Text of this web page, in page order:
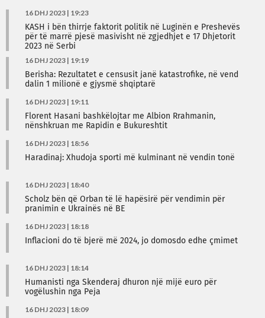
16 DHJ 2023 | 19:23
KASH i bën thirrje faktorit politik në Luginën e Preshevës
për të marrë pjesë masivisht në zgjedhjet e 17 Dhjetorit
2023 në Serbi
16 DHJ 2023 | 19:19
Berisha: Rezultatet e censusit janë katastrofike, në vend
dalin 1 milionë e gjysmë shqiptarë
16 DHJ 2023 | 19:11
Florent Hasani bashkëlojtar me Albion Rrahmanin,
nënshkruan me Rapidin e Bukureshtit
16 DHJ 2023 | 18:56
Haradinaj: Xhudoja sporti më kulminant në vendin tonë
16 DHJ 2023 | 18:40
Scholz bën që Orban të lë hapësirë ​​për vendimin për
pranimin e Ukrainës në BE
16 DHJ 2023 | 18:18
Inflacioni do të bjerë më 2024, jo domosdo edhe çmimet
16 DHJ 2023 | 18:14
Humanisti nga Skenderaj dhuron një mijë euro për
vogëlushin nga Peja
16 DHJ 2023 | 18:09